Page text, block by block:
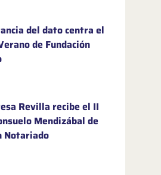
del dato centra el
de Fundación
Revilla recibe el II
Mendizábal de
Notariado